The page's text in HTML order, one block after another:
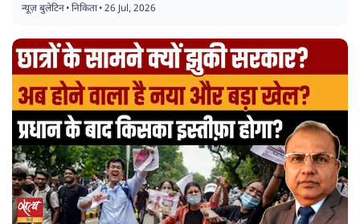
न्यूज़ बुलेटिन•निकिता•26 Jul, 2026